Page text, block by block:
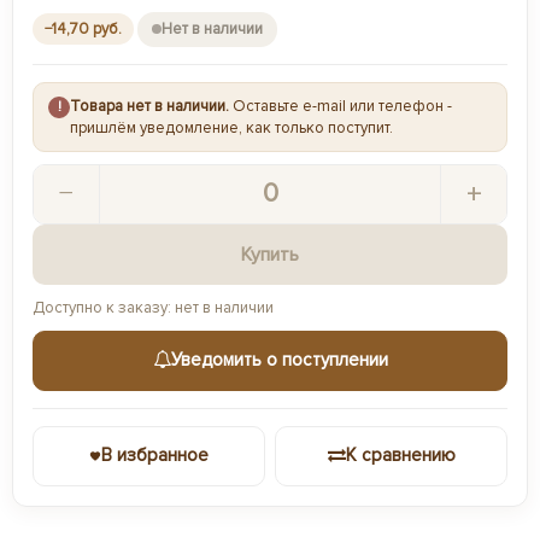
−14,70 руб. Нет в наличии
! Товара нет в наличии. Оставьте e-mail или телефон -
пришлём уведомление, как только поступит.
− +
Купить
Доступно к заказу: нет в наличии
Уведомить о поступлении
В избранное К сравнению